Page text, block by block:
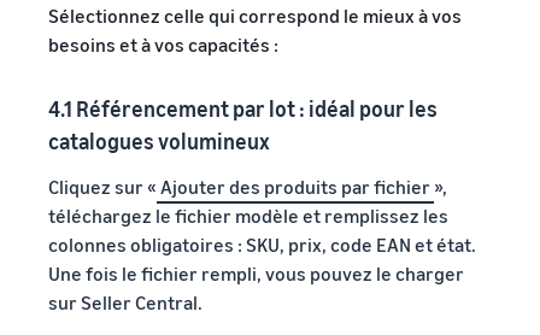
Sélectionnez celle qui correspond le mieux à vos
besoins et à vos capacités :
4.1 Référencement par lot : idéal pour les
catalogues volumineux
Cliquez sur « Ajouter des produits par fichier »,
téléchargez le fichier modèle et remplissez les
colonnes obligatoires : SKU, prix, code EAN et état.
Une fois le fichier rempli, vous pouvez le charger
sur Seller Central.